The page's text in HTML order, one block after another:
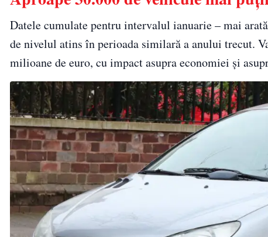
Datele cumulate pentru intervalul ianuarie – mai
de nivelul atins în perioada similară a anului trecut.
milioane de euro, cu impact asupra economiei și